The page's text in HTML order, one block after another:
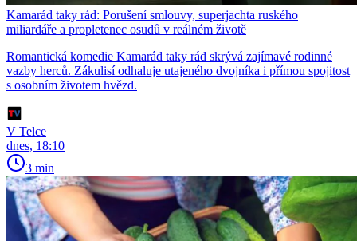
Kamarád taky rád: Porušení smlouvy, superjachta ruského
miliardáře a propletenec osudů v reálném životě
Romantická komedie Kamarád taky rád skrývá zajímavé rodinné
vazby herců. Zákulisí odhaluje utajeného dvojníka i přímou spojitost
s osobním životem hvězd.
V Telce
dnes, 18:10
3 min